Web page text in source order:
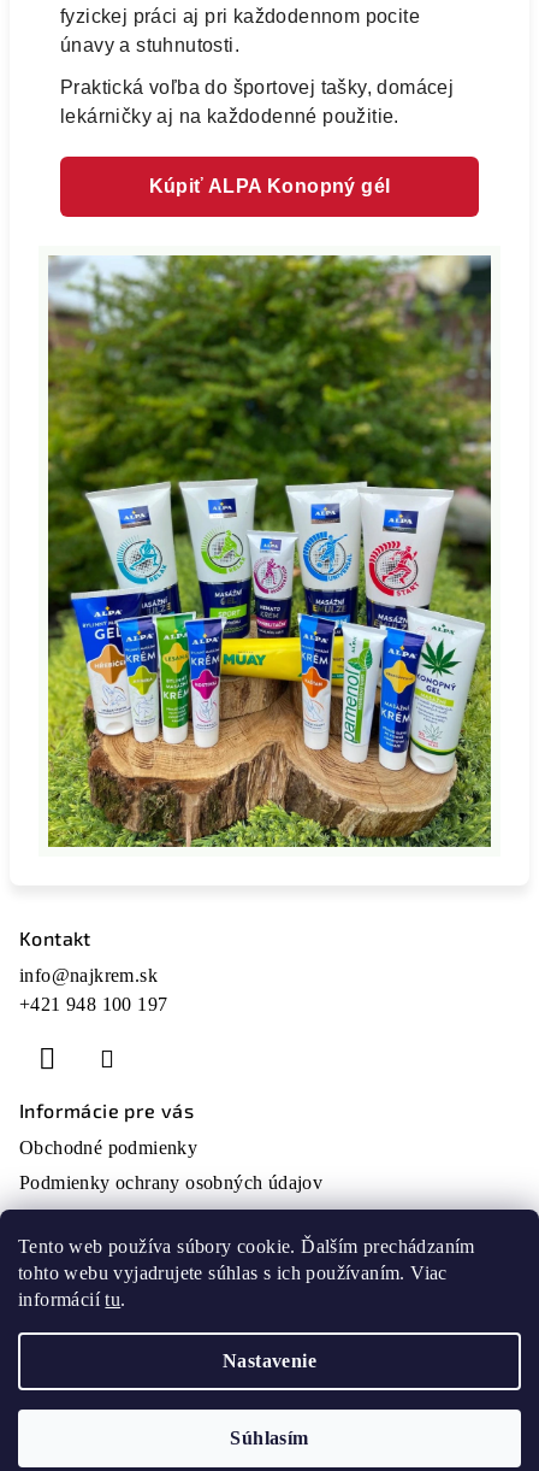
Tento web používa súbory cookie. Ďalším prechádzaním
tohto webu vyjadrujete súhlas s ich používaním. Viac
informáciítu.
Nastavenie
Súhlasím
fyzickej práci aj pri každodennom pocite
únavy a stuhnutosti.
Praktická voľba do športovej tašky, domácej
lekárničky aj na každodenné použitie.
Kúpiť ALPA Konopný gél
Kontakt
info@najkrem.sk
+421 948 100 197
Informácie pre vás
Obchodné podmienky
Podmienky ochrany osobných údajov
Moja objednávka
Prijímame online platby